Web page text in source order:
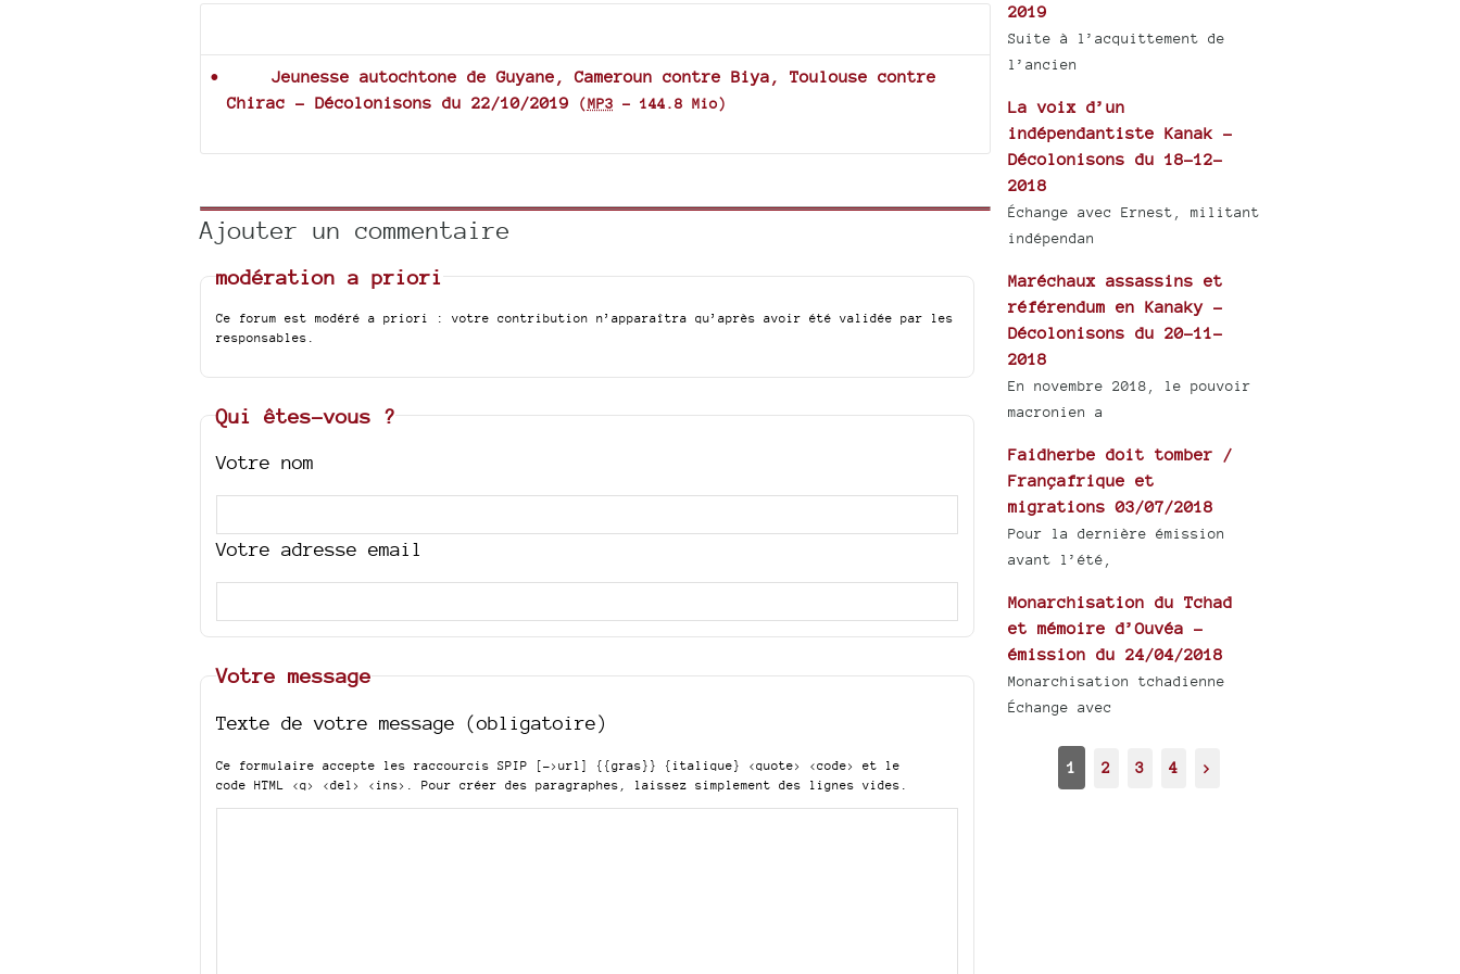
decrease
Jeunesse autochtone de Guyane, Cameroun contre Biya, Toulouse contre
Chirac - Décolonisons du 22/10/2019
(MP3 - 144.8 Mio)
Ajouter un commentaire
modération a priori
Ce forum est modéré a priori : votre contribution n’apparaîtra qu’après avoir été validée par les
responsables.
Qui êtes-vous ?
Votre nom
Votre adresse email
Votre message
Texte de votre message (obligatoire)
Ce formulaire accepte les raccourcis SPIP [->url] {{gras}} {italique} <quote> <code>
et le
code HTML <q> <del> <ins> . Pour créer des paragraphes, laissez simplement des lignes vides.
2019
Suite à l’acquittement de
l’ancien
La voix d’un
indépendantiste Kanak -
Décolonisons du 18-12-
2018
Échange avec Ernest, militant
indépendan
Maréchaux assassins et
référendum en Kanaky -
Décolonisons du 20-11-
2018
En novembre 2018, le pouvoir
macronien a
Faidherbe doit tomber /
Françafrique et
migrations 03/07/2018
Pour la dernière émission
avant l’été,
Monarchisation du Tchad
et mémoire d’Ouvéa -
émission du 24/04/2018
Monarchisation tchadienne
Échange avec
1 2 3 4 >